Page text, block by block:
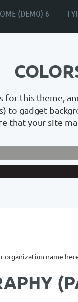
(DEMO) 6
this theme,
to gadget
that your site
organization name